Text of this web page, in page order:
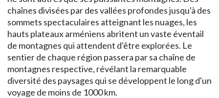
chaînes divisées par des vallées profondes jusqu'à des
sommets spectaculaires atteignant les nuages, les
hauts plateaux arméniens abritent un vaste éventail
de montagnes qui attendent d'être explorées. Le
sentier de chaque région passera par sa chaîne de
montagnes respective, révélant la remarquable
diversité des paysages qui se développent le long d'un
voyage de moins de 1000 km.